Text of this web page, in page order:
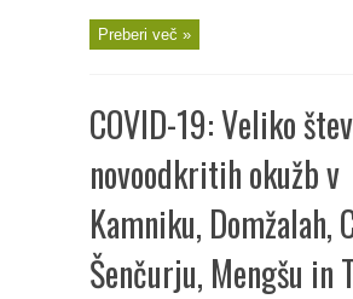
Preberi več »
COVID-19: Veliko
novoodkritih okužb v
Kamniku, Domžalah,
Šenčurju, Mengšu in